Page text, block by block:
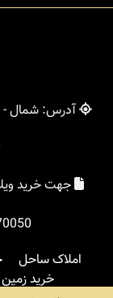
آدرس: شمال -
جهت خرید
املاک ساحل
خرید